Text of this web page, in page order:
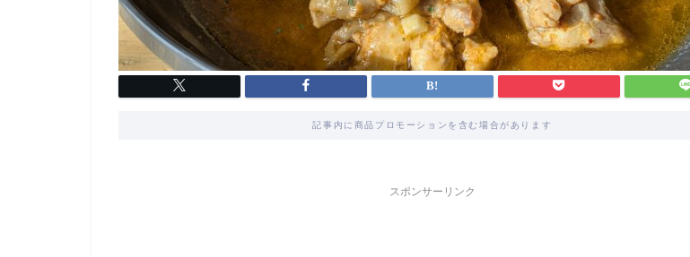
記事内に商品プロモーションを含む場合があります
スポンサーリンク